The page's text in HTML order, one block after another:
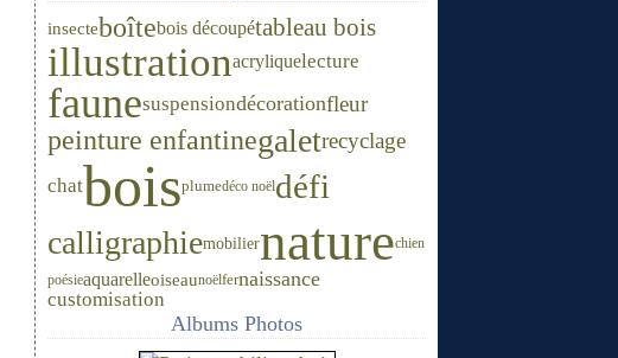
insecteboîtebois découpétableau bois
illustrationacryliquelecture
faunesuspensiondécorationfleur
peinture enfantinegaletrecyclage
chatboisplumedéco noëldéfi
calligraphiemobiliernaturechien
poésieaquarelleoiseaunoëlfernaissance
customisation
Albums Photos